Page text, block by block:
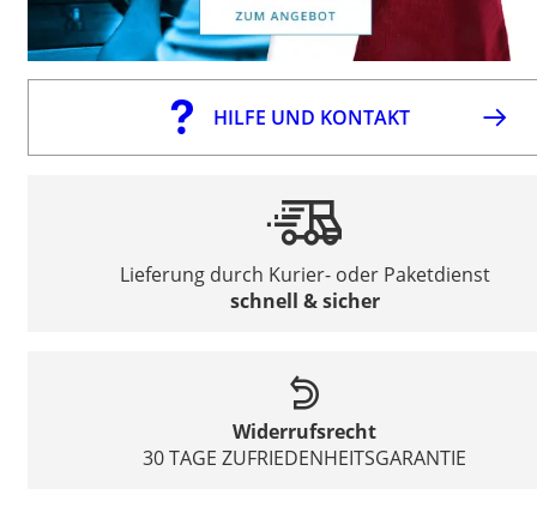
HILFE UND KONTAKT
Lieferung durch Kurier- oder Paketdienst
schnell & sicher
Widerrufsrecht
30 TAGE ZUFRIEDENHEITSGARANTIE